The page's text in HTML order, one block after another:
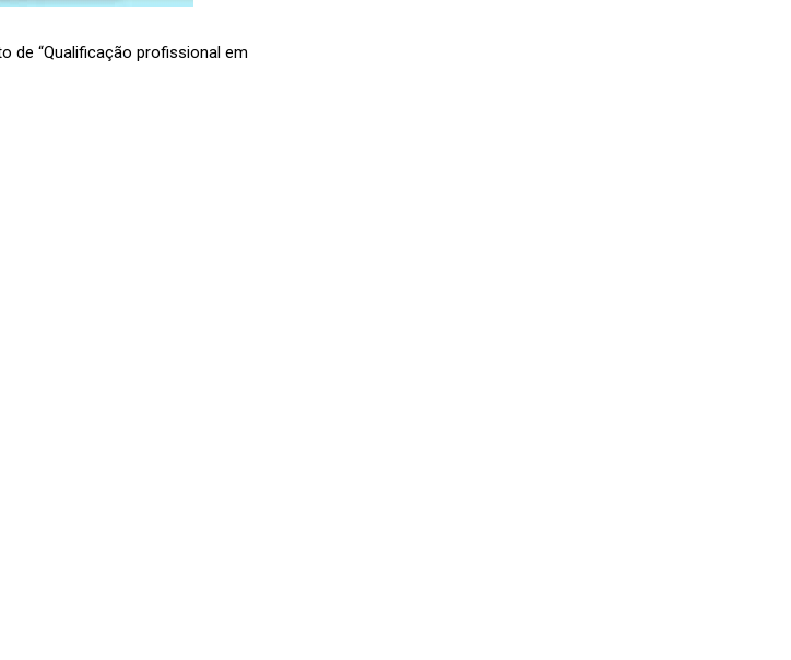
de “Qualificação profissional em